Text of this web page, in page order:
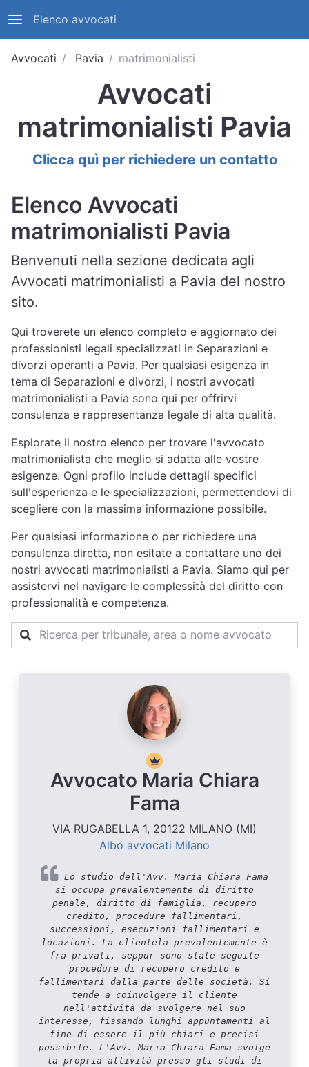
Elenco avvocati
Avvocati Pavia matrimonialisti
Avvocati
matrimonialisti Pavia
Clicca quì per richiedere un contatto
Elenco Avvocati
matrimonialisti Pavia
Benvenuti nella sezione dedicata agli
Avvocati matrimonialisti a Pavia del nostro
sito.
Qui troverete un elenco completo e aggiornato dei
professionisti legali specializzati in Separazioni e
divorzi operanti a Pavia. Per qualsiasi esigenza in
tema di Separazioni e divorzi, i nostri avvocati
matrimonialisti a Pavia sono qui per offrirvi
consulenza e rappresentanza legale di alta qualità.
Esplorate il nostro elenco per trovare l'avvocato
matrimonialista che meglio si adatta alle vostre
esigenze. Ogni profilo include dettagli specifici
sull'esperienza e le specializzazioni, permettendovi di
scegliere con la massima informazione possibile.
Per qualsiasi informazione o per richiedere una
consulenza diretta, non esitate a contattare uno dei
nostri avvocati matrimonialisti a Pavia. Siamo qui per
assistervi nel navigare le complessità del diritto con
professionalità e competenza.
Avvocato Maria Chiara
Fama
VIA RUGABELLA 1, 20122 MILANO (MI)
Albo avvocati Milano
Lo studio dell'Avv. Maria Chiara Fama
si occupa prevalentemente di diritto
penale, diritto di famiglia, recupero
credito, procedure fallimentari,
successioni, esecuzioni fallimentari e
locazioni. La clientela prevalentemente è
fra privati, seppur sono state seguite
procedure di recupero credito e
fallimentari dalla parte delle società. Si
tende a coinvolgere il cliente
nell'attività da svolgere nel suo
interesse, fissando lunghi appuntamenti al
fine di essere il più chiari e precisi
possibile. L'Avv. Maria Chiara Fama svolge
la propria attività presso gli studi di